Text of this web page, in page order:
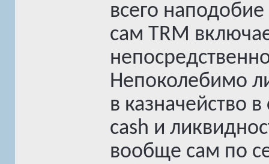
всего
сам TRM
Непоколебимо
в казначейство
cash и
вообще сам по